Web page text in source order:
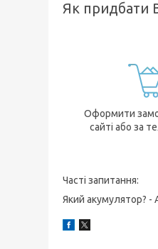
Як придбати
Оформити
сайті або за
Часті запитання:
Який акумулятор? -